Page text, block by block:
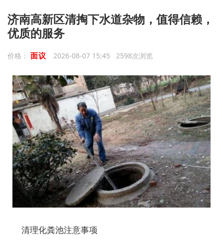
济南高新区清掏下水道杂物，值得信赖，
优质的服务
价格： 面议 2026-08-07 15:45 2598次浏览
清理化粪池注意事项